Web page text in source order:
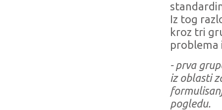
Iz tog
kroz tri
problema
- prva
iz oblasti
pogledu.